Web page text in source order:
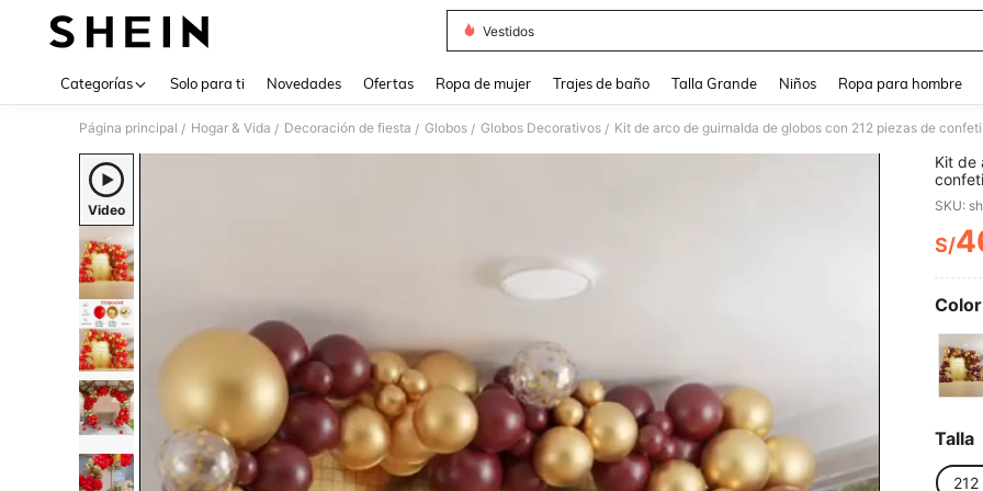
Vestidos
Categorías Solo para ti Novedades Ofertas Ropa de mujer Trajes de baño Talla Grande Niños Ropa para hombre
Página principal / Hogar & Vida / Decoración de fiesta / Globos / Globos Decorativos /
Video
Kit de
SKU:
S/
Talla